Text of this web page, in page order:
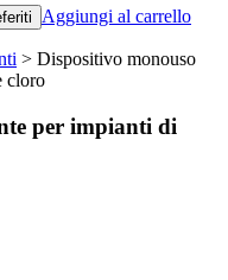
Aggiungi al carrello
> Dispositivo monouso
cloro
per impianti di